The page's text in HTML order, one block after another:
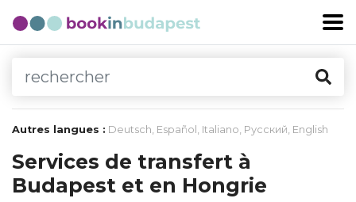
Autres langues : Deutsch, Español , Italiano, Русский, English
Services de transfert à
Budapest et en Hongrie